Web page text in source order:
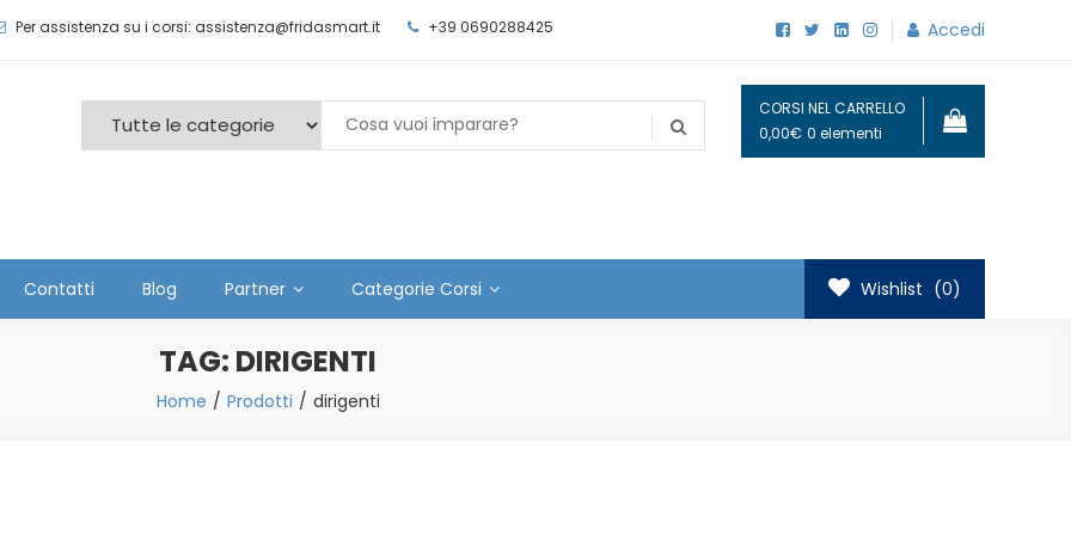
Per assistenza su i corsi: assistenza@fridasmart.it +39 0690288425 Accedi
CORSI NEL CARRELLO
0,00€ 0 elementi
Contatti Blog Partner Categorie Corsi Wishlist (0)
TAG: DIRIGENTI
Home Prodotti dirigenti